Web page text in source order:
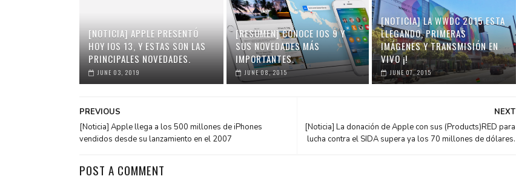
[NOTICIA] APPLE PRESENTÓ
HOY IOS 13, Y ESTAS SON LAS
PRINCIPALES NOVEDADES.
JUNE 03, 2019
[RESUMEN] CONOCE IOS 9 Y
SUS NOVEDADES MÁS
IMPORTANTES.
JUNE 08, 2015
[NOTICIA] LA WWDC 2015 ESTA
LLEGANDO, PRIMERAS
IMÁGENES Y TRANSMISIÓN EN
VIVO ¡!
JUNE 07, 2015
NEXT
[Noticia] La donación de Apple con sus (Products)RED para
lucha contra el SIDA supera ya los 70 millones de dólares.
PREVIOUS
[Noticia] Apple llega a los 500 millones de iPhones
vendidos desde su lanzamiento en el 2007
POST A COMMENT